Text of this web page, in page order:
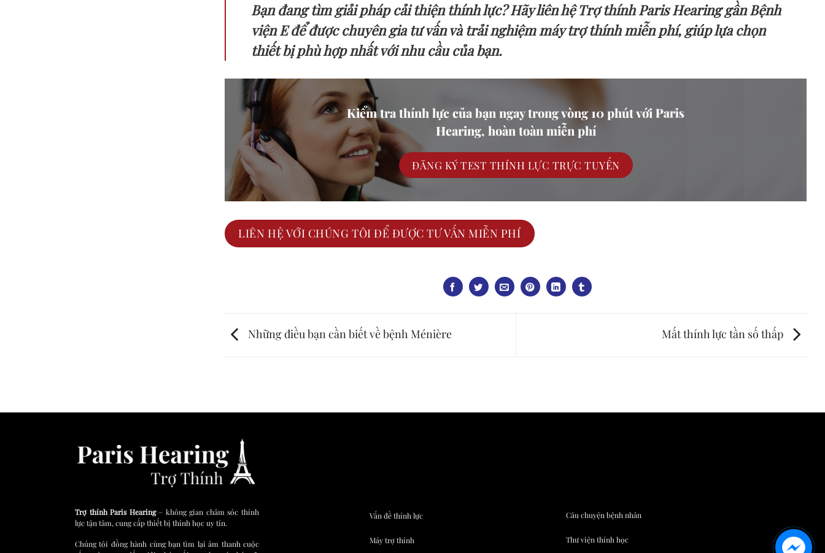
Bạn đang tìm giải pháp cải thiện thính lực? Hãy liên hệ Trợ thính Paris Hearing gần Bệnh
viện E để được chuyên gia tư vấn và trải nghiệm máy trợ thính miễn phí, giúp lựa chọn
thiết bị phù hợp nhất với nhu cầu của bạn.
Kiểm tra thính lực của bạn ngay trong vòng 10 phút với Paris
Hearing, hoàn toàn miễn phí
ĐĂNG KÝ TEST THÍNH LỰC TRỰC TUYẾN
LIÊN HỆ VỚI CHÚNG TÔI ĐỂ ĐƯỢC TƯ VẤN MIỄN PHÍ
Những điều bạn cần biết về bệnh Ménière Mất thính lực tần số thấp
Trợ thính Paris Hearing– không gian chăm sóc thính
lực tận tâm, cung cấp thiết bị thính học uy tín.
Chúng tôi đồng hành cùng bạn tìm lại âm thanh cuộc
Vấn đề thính lực
Máy trợ thính
Câu chuyện bệnh nhân
Thư viện thính học